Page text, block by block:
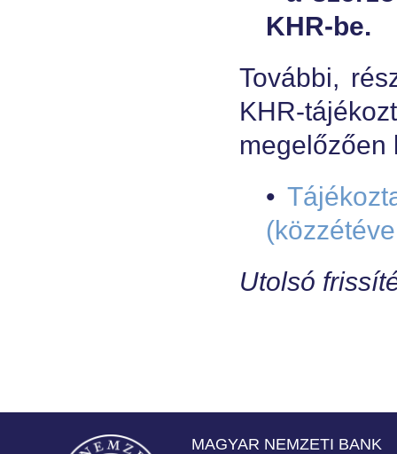
KHR-be.
További,
KHR-
megelőzően
•
Utolsó
MAGYAR NEMZETI BANK